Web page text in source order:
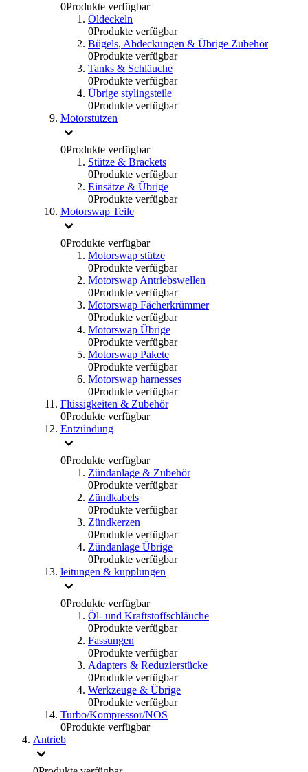
0Produkte verfügbar
Öldeckeln
0Produkte verfügbar
Bügels, Abdeckungen & Übrige Zubehör
0Produkte verfügbar
Tanks & Schläuche
0Produkte verfügbar
Übrige stylingsteile
0Produkte verfügbar
Motorstützen
0Produkte verfügbar
Stütze & Brackets
0Produkte verfügbar
Einsätze & Übrige
0Produkte verfügbar
Motorswap Teile
0Produkte verfügbar
Motorswap stütze
0Produkte verfügbar
Motorswap Antriebswellen
0Produkte verfügbar
Motorswap Fächerkrümmer
0Produkte verfügbar
Motorswap Übrige
0Produkte verfügbar
Motorswap Pakete
0Produkte verfügbar
Motorswap harnesses
0Produkte verfügbar
Flüssigkeiten & Zubehör
0Produkte verfügbar
Entzündung
0Produkte verfügbar
Zündanlage & Zubehör
0Produkte verfügbar
Zündkabels
0Produkte verfügbar
Zündkerzen
0Produkte verfügbar
Zündanlage Übrige
0Produkte verfügbar
leitungen & kupplungen
0Produkte verfügbar
Öl- und Kraftstoffschläuche
0Produkte verfügbar
Fassungen
0Produkte verfügbar
Adapters & Reduzierstücke
0Produkte verfügbar
Werkzeuge & Übrige
0Produkte verfügbar
Turbo/Kompressor/NOS
0Produkte verfügbar
Antrieb